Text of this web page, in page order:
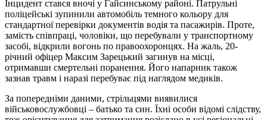
Iнцидент стався вночi у Гайсинському районi. Патрульнi
полiцейськi зупинили автомобiль темного кольору для
стандартної перевiрки документiв водiя та пасажирiв. Проте,
замiсть спiвпрацi, чоловiки, що перебували у транспортному
засобi, вiдкрили вогонь по правоохоронцях. На жаль, 20-
рiчний офiцер Максим Зарецький загинув на мiсцi,
отримавши смертельнi поранення. Його напарник також
зазнав травм i наразi перебуває пiд наглядом медикiв.
За попереднiми даними, стрiльцями виявилися
вiйськовослужбовцi – батько та син. Їхнi особи вiдомi слiдству,